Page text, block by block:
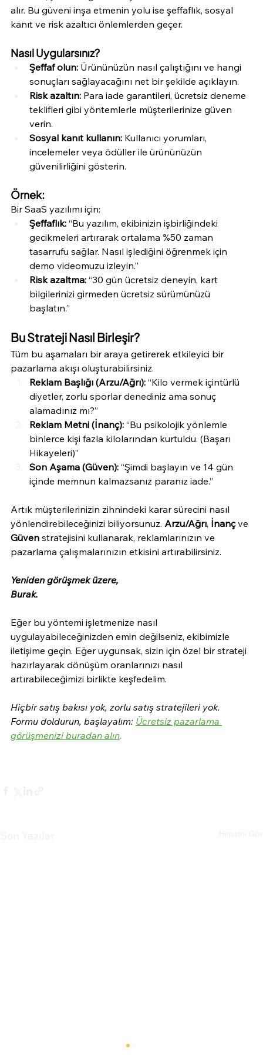
alır. Bu güveni inşa etmenin yolu ise şeffaflık, sosyal
kanıt ve risk azaltıcı önlemlerden geçer.
Nasıl Uygularsınız?
Şeffaf olun: Ürününüzün nasıl çalıştığını ve hangi
sonuçları sağlayacağını net bir şekilde açıklayın.
Risk azaltın: Para iade garantileri, ücretsiz deneme
teklifleri gibi yöntemlerle müşterilerinize güven
verin.
Sosyal kanıt kullanın: Kullanıcı yorumları,
incelemeler veya ödüller ile ürününüzün
güvenilirliğini gösterin.
Örnek:
Bir SaaS yazılımı için:
Şeffaflık: “Bu yazılım, ekibinizin işbirliğindeki
gecikmeleri artırarak ortalama %50 zaman
tasarrufu sağlar. Nasıl işlediğini öğrenmek için
demo videomuzu izleyin.”
Risk azaltma: “30 gün ücretsiz deneyin, kart
bilgilerinizi girmeden ücretsiz sürümünüzü
başlatın.”
Bu Strateji Nasıl Birleşir?
Tüm bu aşamaları bir araya getirerek etkileyici bir
pazarlama akışı oluşturabilirsiniz.
Reklam Başlığı (Arzu/Ağrı): “Kilo vermek içintürlü
diyetler, zorlu sporlar denediniz ama sonuç
alamadınız mı?”
Reklam Metni (İnanç): “Bu psikolojik yönlemle
binlerce kişi fazla kilolarından kurtuldu. (Başarı
Hikayeleri)”
Son Aşama (Güven): “Şimdi başlayın ve 14 gün
içinde memnun kalmazsanız paranız iade.”
Artık müşterilerinizin zihnindeki karar sürecini nasıl
yönlendirebileceğinizi biliyorsunuz. Arzu/Ağrı, İnanç ve
Güven stratejisini kullanarak, reklamlarınızın ve
pazarlama çalışmalarınızın etkisini artırabilirsiniz.
Yeniden görüşmek üzere,
Burak.
Eğer bu yöntemi işletmenize nasıl
uygulayabileceğinizden emin değilseniz, ekibimizle
iletişime geçin. Eğer uygunsak, sizin için özel bir strateji
hazırlayarak dönüşüm oranlarınızı nasıl
artırabileceğimizi birlikte keşfedelim.
Hiçbir satış bakısı yok, zorlu satış stratejileri yok.
Formu doldurun, başlayalım: Ücretsiz pazarlama
görüşmenizi buradan alın.
Son Yazılar Hepsini Gör